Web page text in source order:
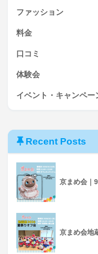
ファッション
料金
口コミ
体験会
イベント・キャンペー
Recent Posts
京まめ会｜
京まめ会地